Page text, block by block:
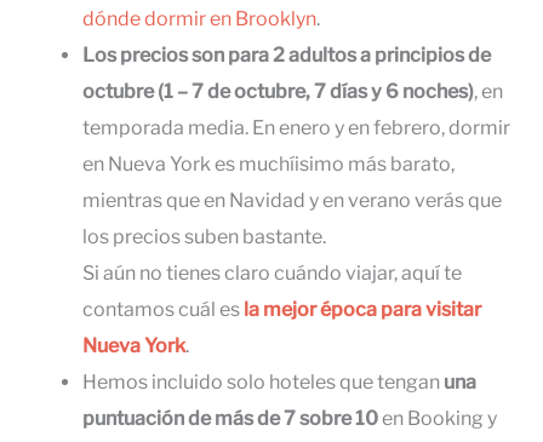
dónde dormir en Brooklyn.
Los precios son para 2 adultos a principios de
octubre (1 – 7 de octubre, 7 días y 6 noches), en
temporada media. En enero y en febrero, dormir
en Nueva York es muchíisimo más barato,
mientras que en Navidad y en verano verás que
los precios suben bastante.
Si aún no tienes claro cuándo viajar, aquí te
contamos cuál es la mejor época para visitar
Nueva York.
Hemos incluido solo hoteles que tengan una
puntuación de más de 7 sobre 10en Booking y